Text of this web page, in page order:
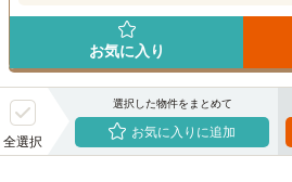
お気に入り
全選択
選択した物件をまとめて
お気に入りに追加